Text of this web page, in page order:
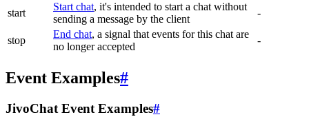
start
Start chat, it's intended to start a chat without
sending a message by the client
-
stop
End chat, a signal that events for this chat are
no longer accepted
-
Event Examples#
JivoChat Event Examples#